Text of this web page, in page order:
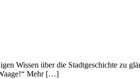
Wissen über die Stadtgeschichte zu
Mehr […]